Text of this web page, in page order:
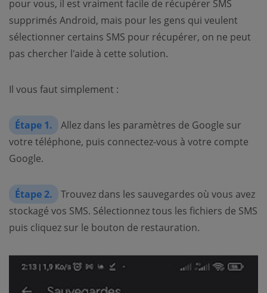
pour vous, il est vraiment facile de récupérer SMS
supprimés Android, mais pour les gens qui veulent
sélectionner certains SMS pour récupérer, on ne peut
pas chercher l'aide à cette solution.
Il vous faut simplement :
Étape 1.
Allez dans les paramètres de Google sur
votre téléphone, puis connectez-vous à votre compte
Google.
Étape 2.
Trouvez dans les sauvegardes où vous avez
stockagé vos SMS. Sélectionnez tous les fichiers de SMS
puis cliquez sur le bouton de restauration.